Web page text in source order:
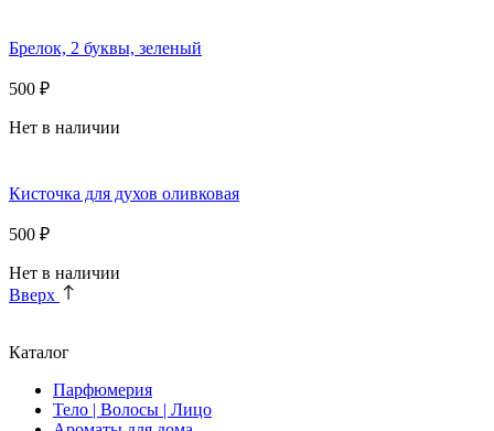
Брелок, 2 буквы, зеленый
500 ₽
Нет в наличии
Кисточка для духов оливковая
500 ₽
Нет в наличии
Вверх
Каталог
Парфюмерия
Тело | Волосы | Лицо